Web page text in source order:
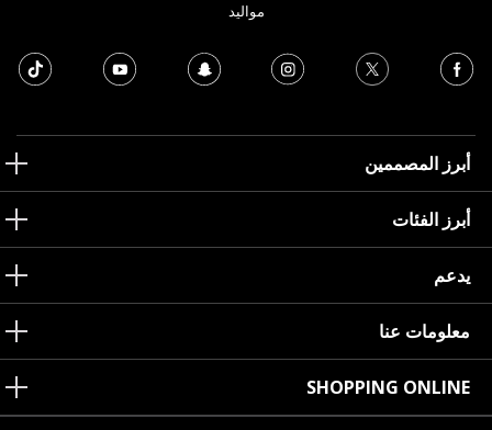
مواليد
أبرز المصممين
أبرز الفئات
يدعم
معلومات عنا
SHOPPING ONLINE